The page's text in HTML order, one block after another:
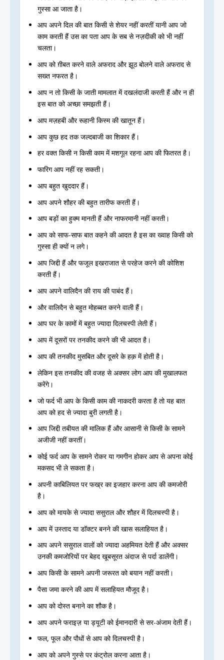
गुस्सा आ जाता है।
आप अपने दिल की बात किसी से शेयर नहीं करतीं यानी आप जो
काम करती हैं उस का पता आप के सब से नज़दीकी को भी नहीं
चलता।
आप को ग़ीबत करने वाले अफराद और झूठ बोलने वाले अफराद से
सख्त नफरत है।
आप न तो किसी के जाती मामलात में दखलंदाजी करती हैं और न ही
इस बात को अच्छा समझती हैं।
आप मज़हबी और रूहानी किस्म की खातून हैं।
आप कुछ हद तक जल्दबाजी का शिकार हैं।
हर वक्त किसी न किसी काम में मशगूल रहना आप की फितरत है।
फारिग आप नहीं रह सकती।
आप बहुत खुददार हैं।
आप अपने शौहर की बहुत तारीफ करती हैं।
आप बड़ों का हुक्म मानती हैं और नाफरमानी नहीं करती।
आप को साफ-साफ बात कहने की आदत है इस का ख्वाह किसी को
गुस्सा ही क्यों न लगे।
आप जिद्दी हैं और फजूल इखराजात से परहेज करने की कोशिश
करती हैं।
आप अपने वालिदैन की राय की पाबंद हैं।
और वालिदैन से बहुत मोहब्बत करने वाली हैं।
आप घर के कामों में बहुत ज्यादा दिलचस्पी लेती हैं।
आप में दूसरों पर तनकीद करने की भी आदत है।
आप की तनकीद मुसबित और दूसरे के हक़ में होती है।
लेकिन इस तनकीद की वजह से अक्सर लोग आप की मुखालफत
करेंगे।
जो फर्द भी आप के किसी काम की नाकदरी करता है तो यह बात
आप को हद से ज्यादा बुरी लगती है।
आप जिद्दी तबीयत की मालिक हैं और आसानी से किसी के सामने
अजीजी नहीं करतीं।
कोई फर्द आप के सामने रोकर या गमगीन होकर आप से अपना कोई
मकसद भी ले सकता है।
अपनी काबिलियत पर फख्र का इजहार करना आप की कमजोरी
है।
आप को मायके से ज्यादा ससुराल और शौहर में दिलचस्पी है।
आप में उस्ताद या डॉक्टर बनने की खास सलाहियत है।
आप अपने ससुराल वालों को ज्यादा अहमियत देती हैं और अक्सर
उनकी कमजोरियों पर बेहद खूबसूरत अंदाज से पर्दा डालेंगी।
आप किसी के सामने अपनी जरूरत को बयान नहीं करती।
पैसा जमा करने की आप में सलाहियत मौजूद है।
आप को दोस्त बनाने का शौक है।
आप अपने फराइज़ या ड्यूटी को ईमानदारी से सर-अंजाम देती हैं।
फल, फूल और पौधों से आप को दिलचस्पी है।
आप को अपने गुस्से पर कंट्रोल करना आता है।